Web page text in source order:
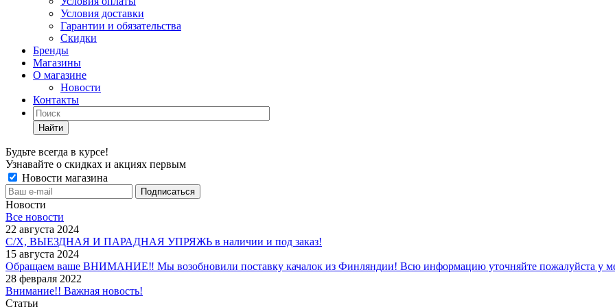
Условия доставки
Гарантии и обязательства
Скидки
Бренды
Магазины
О магазине
Новости
Контакты
Найти
Будьте всегда в курсе!
Узнавайте о скидках и акциях первым
Новости магазина
Новости
Все новости
22 августа 2024
С/Х, ВЫЕЗДНАЯ И ПАРАДНАЯ УПРЯЖЬ в наличии и под заказ!
15 августа 2024
Обращаем ваше ВНИМАНИЕ‼ Мы возобновили поставку качалок из Финляндии! Всю информацию уточняйте пожалуйста у
28 февраля 2022
Внимание!! Важная новость!
Статьи